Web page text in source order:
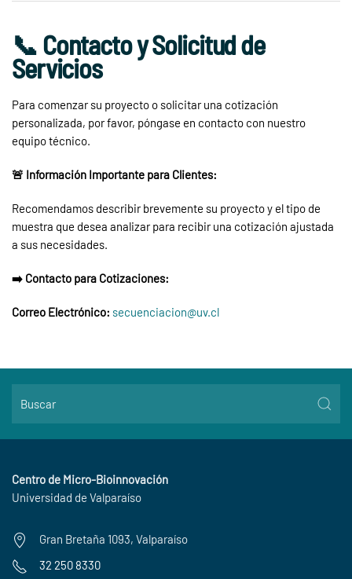
📞 Contacto y Solicitud de
Servicios
Para comenzar su proyecto o solicitar una cotización
personalizada, por favor, póngase en contacto con nuestro
equipo técnico.
🚨 Información Importante para Clientes:
Recomendamos describir brevemente su proyecto y el tipo de
muestra que desea analizar para recibir una cotización ajustada
a sus necesidades.
➡️ Contacto para Cotizaciones:
Correo Electrónico: secuenciacion@uv.cl
Centro de Micro-Bioinnovación
Universidad de Valparaíso
Gran Bretaña 1093, Valparaíso
32 250 8330